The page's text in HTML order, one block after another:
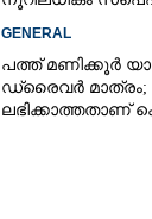
GENERAL
പത്ത് മണിക്കൂർ
ഡ്രൈവർ മാത്രം;
ലഭിക്കാത്തതാണ്